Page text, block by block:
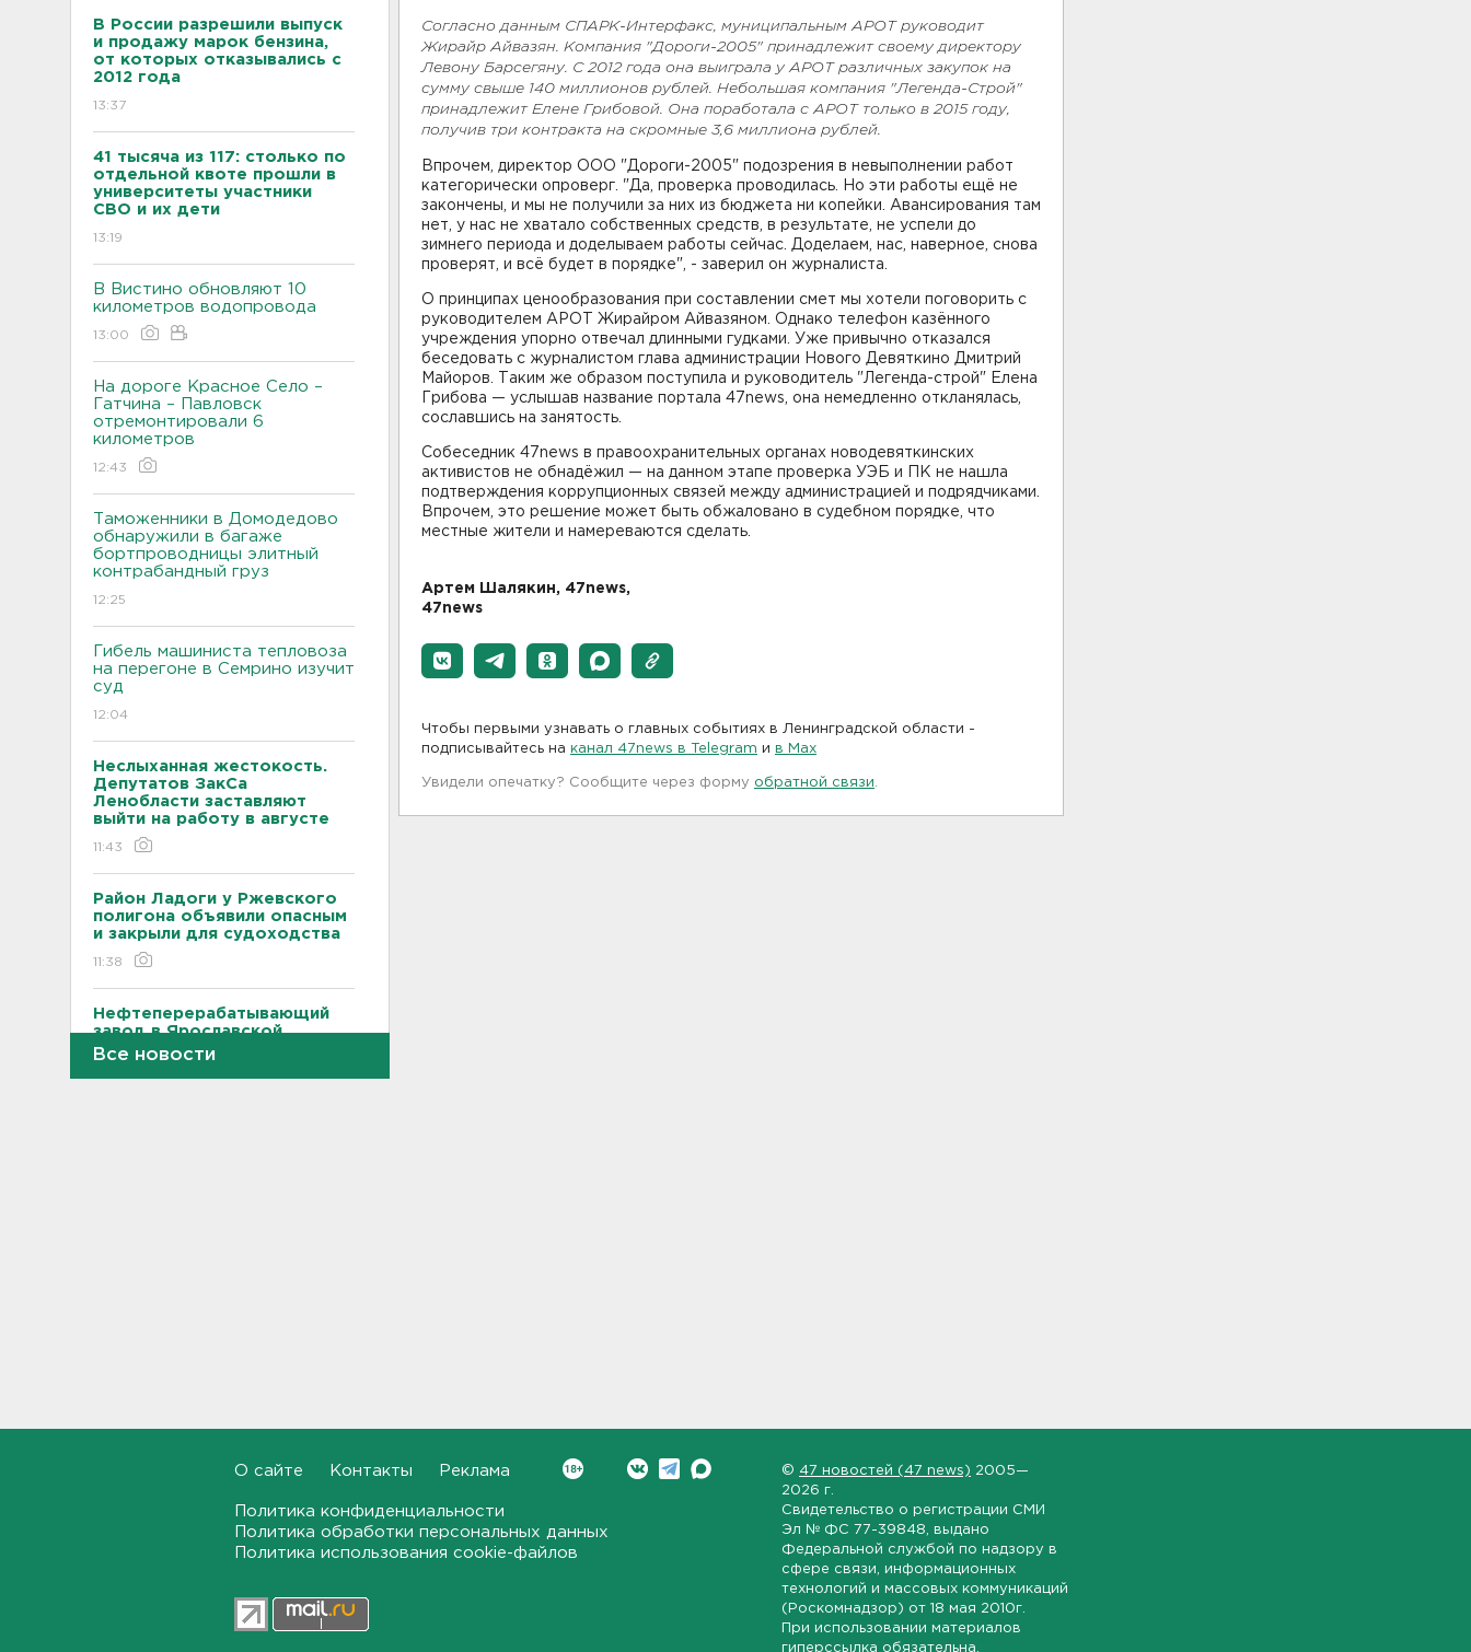
В России разрешили выпуск
и продажу марок бензина,
от которых отказывались с
2012 года
13:37
41 тысяча из 117: столько по
отдельной квоте прошли в
университеты участники
СВО и их дети
13:19
В Вистино обновляют 10
километров водопровода
13:00
На дороге Красное Село –
Гатчина – Павловск
отремонтировали 6
километров
12:43
Таможенники в Домодедово
обнаружили в багаже
бортпроводницы элитный
контрабандный груз
12:25
Гибель машиниста тепловоза
на перегоне в Семрино изучит
суд
12:04
Неслыханная жестокость.
Депутатов ЗакСа
Ленобласти заставляют
выйти на работу в августе
11:43
Район Ладоги у Ржевского
полигона объявили опасным
и закрыли для судоходства
11:38
Нефтеперерабатывающий
завод в Ярославской
области поврежден
пожар
от удара дрона в Брянской
Трое подростков готовили
Росгвардии в Приморье
Все новости
Согласно данным СПАРК-Интерфакс, муниципальным АРОТ руководит
Жирайр Айвазян. Компания "Дороги-2005" принадлежит своему директору
Левону Барсегяну. С 2012 года она выиграла у АРОТ различных закупок на
сумму свыше 140 миллионов рублей. Небольшая компания "Легенда-Строй"
принадлежит Елене Грибовой. Она поработала с АРОТ только в 2015 году,
получив три контракта на скромные 3,6 миллиона рублей.
Впрочем, директор ООО "Дороги-2005" подозрения в невыполнении работ
категорически опроверг. "Да, проверка проводилась. Но эти работы ещё не
закончены, и мы не получили за них из бюджета ни копейки. Авансирования там
нет, у нас не хватало собственных средств, в результате, не успели до
зимнего периода и доделываем работы сейчас. Доделаем, нас, наверное, снова
проверят, и всё будет в порядке", - заверил он журналиста.
О принципах ценообразования при составлении смет мы хотели поговорить с
руководителем АРОТ Жирайром Айвазяном. Однако телефон казённого
учреждения упорно отвечал длинными гудками. Уже привычно отказался
беседовать с журналистом глава администрации Нового Девяткино Дмитрий
Майоров. Таким же образом поступила и руководитель "Легенда-строй" Елена
Грибова — услышав название портала 47news, она немедленно откланялась,
сославшись на занятость.
Собеседник 47news в правоохранительных органах новодевяткинских
активистов не обнадёжил — на данном этапе проверка УЭБ и ПК не нашла
подтверждения коррупционных связей между администрацией и подрядчиками.
Впрочем, это решение может быть обжаловано в судебном порядке, что
местные жители и намереваются сделать.
Артем Шалякин, 47news,
47news
Чтобы первыми узнавать о главных событиях в Ленинградской области -
подписывайтесь на канал 47news в Telegram и в Maх
Увидели опечатку? Сообщите через форму обратной связи
О сайте Контакты Реклама
Политика конфиденциальности
Политика обработки персональных данных
Политика использования cookie-файлов
© 47 новостей (47 news) 2005—
2026 г.
Свидетельство о регистрации СМИ
Эл № ФС 77-39848 , выдано
Федеральной службой по надзору в
сфере связи, информационных
технологий и массовых коммуникаций
(Роскомнадзор) от 18 мая 2010г.
При использовании материалов
гиперссылка обязательна.